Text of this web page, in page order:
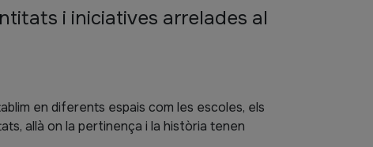
i iniciatives arrelades al
en diferents espais com les escoles, els
allà on la pertinença i la història tenen